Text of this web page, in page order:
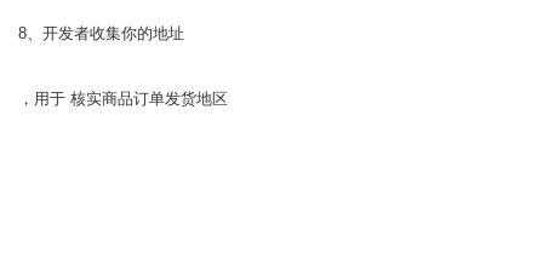
8、开发者收集你的地址
，用于 核实商品订单发货地区